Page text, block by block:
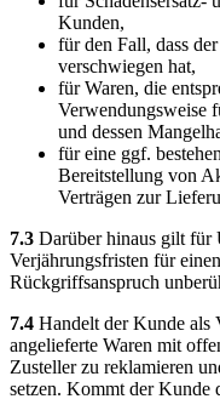
Kunden,
für den Fall, dass
verschwiegen hat,
für Waren, die
Verwendungsweise
und dessen
für eine ggf.
Bereitstellung von
Verträgen zur
7.3 Darüber hinaus gilt für
Verjährungsfristen für
Rückgriffsanspruch
7.4 Handelt der Kunde als
angelieferte Waren mit
Zusteller zu reklamieren
setzen. Kommt der Kunde